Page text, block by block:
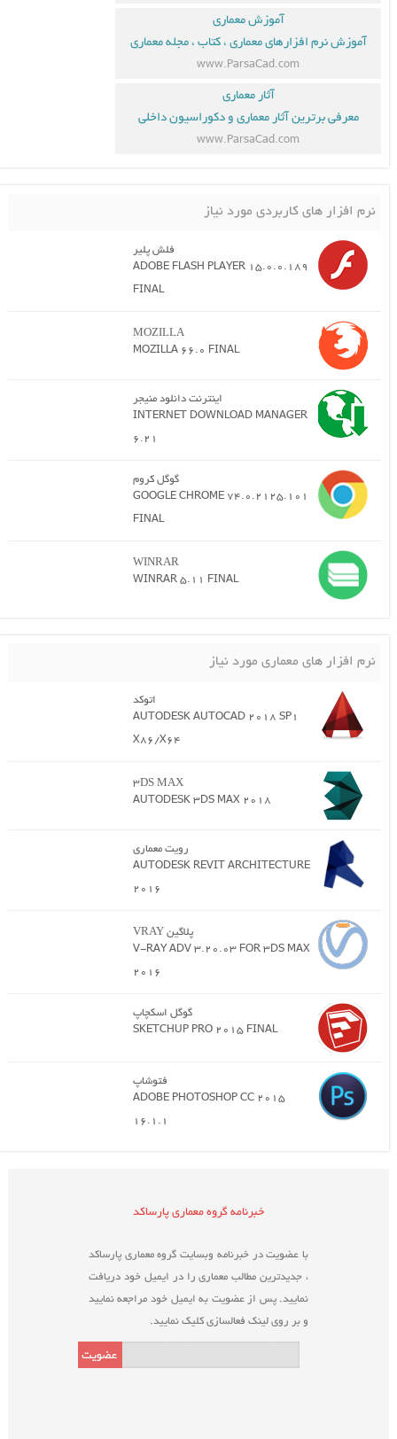
آموزش معماری
آموزش نرم افزارهای معماری ، کتاب ، مجله معماری
www.ParsaCad.com
آثار معماری
معرفی برترین آثار معماری و دکوراسیون داخلی
www.ParsaCad.com
نرم افزار های کاربردی مورد نیاز
فلش پلیر
ADOBE FLASH PLAYER 15.0.0.189
FINAL
MOZILLA
MOZILLA 66.0 FINAL
اینترنت دانلود منیجر
INTERNET DOWNLOAD MANAGER
6.21
گوگل کروم
GOOGLE CHROME 74.0.2125.101
FINAL
WINRAR
WINRAR 5.11 FINAL
نرم افزار های معماری مورد نیاز
اتوکد
AUTODESK AUTOCAD 2018 SP1
X86/X64
3DS MAX
AUTODESK 3DS MAX 2018
رویت معماری
AUTODESK REVIT ARCHITECTURE
2016
پلاگین VRAY
V-RAY ADV 3.20.03 FOR 3DS MAX
2016
گوگل اسکچاپ
SKETCHUP PRO 2015 FINAL
فتوشاپ
ADOBE PHOTOSHOP CC 2015
16.1.1
خبرنامه گروه معماری پارساکد
با عضویت در خبرنامه وبسایت گروه معماری پارساکد
، جدیدترین مطالب معماری را در ایمیل خود دریافت
نمایید. پس از عضویت به ایمیل خود مراجعه نمایید
و بر روی لینک فعالسازی کلیک نمایید.